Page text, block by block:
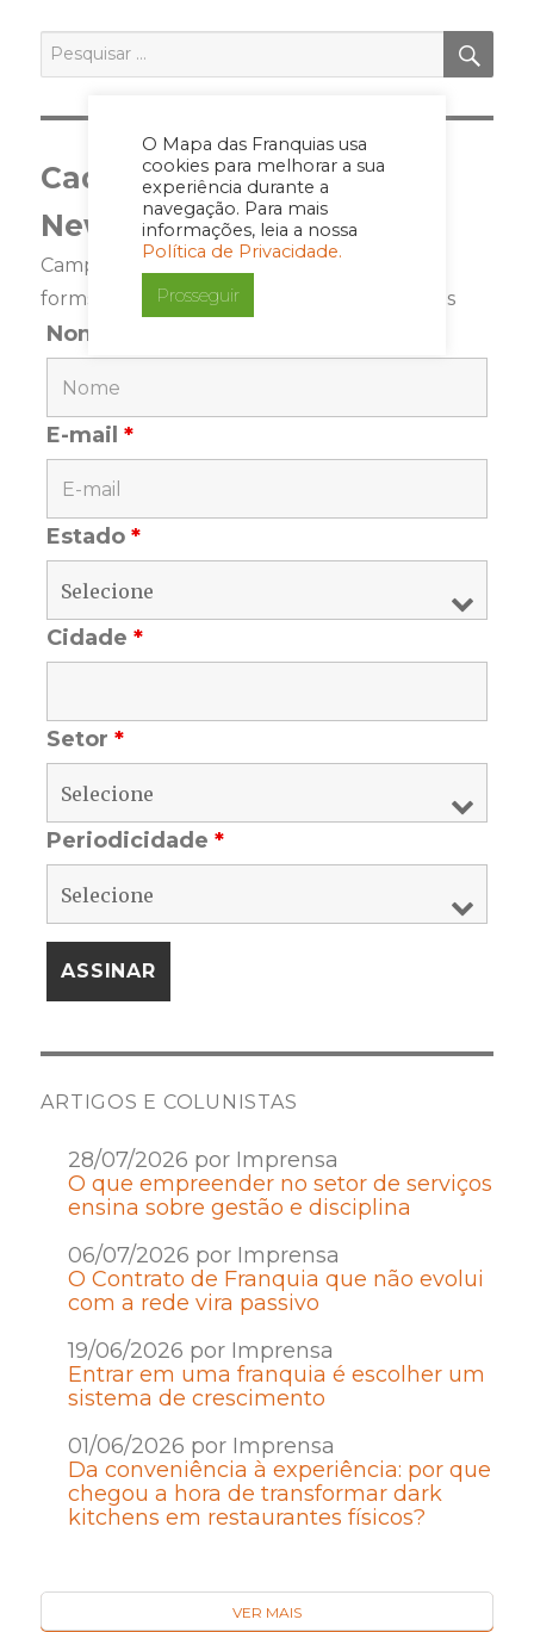
O Mapa das Franquias usa
cookies para melhorar a sua
experiência durante a
navegação. Para mais
informações, leia a nossa
Política de Privacidade.
Prosseguir
por:
Cadastre-se para a
Newsletter
Campos marcados com <span class="ninja-
forms-req-symbol">*</span> são requeridos
Nome
E-mail*
Estado*
Cidade*
Setor*
Periodicidade*
ARTIGOS E COLUNISTAS
28/07/2026 por Imprensa
O que empreender no setor de serviços
ensina sobre gestão e disciplina
06/07/2026 por Imprensa
O Contrato de Franquia que não evolui
com a rede vira passivo
19/06/2026 por Imprensa
Entrar em uma franquia é escolher um
sistema de crescimento
01/06/2026 por Imprensa
Da conveniência à experiência: por que
chegou a hora de transformar dark
kitchens em restaurantes físicos?
VER MAIS